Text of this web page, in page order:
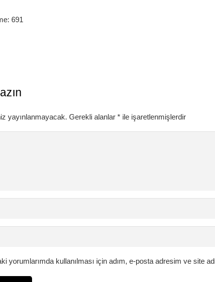
691
yayınlanmayacak. Gerekli alanlar * ile işaretlenmişlerdir
yorumlarımda kullanılması için adım, e-posta adresim ve site